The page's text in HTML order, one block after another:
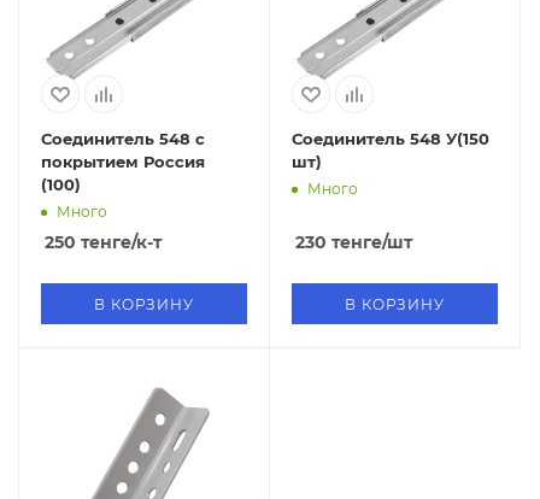
Соединитель 548 с
покрытием Россия
(100)
Много
250 тенге/к-т
В КОРЗИНУ
Соединитель 548 У(150
шт)
Много
230 тенге/шт
В КОРЗИНУ